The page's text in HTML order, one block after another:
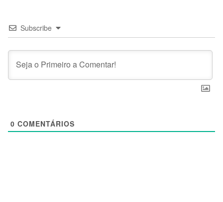
Subscribe
0 COMENTÁRIOS